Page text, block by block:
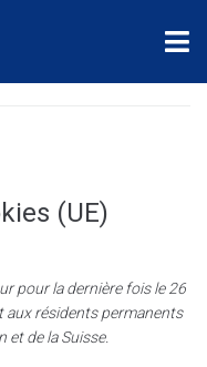
(UE)
pour la dernière fois le 26
aux résidents permanents
et de la Suisse.